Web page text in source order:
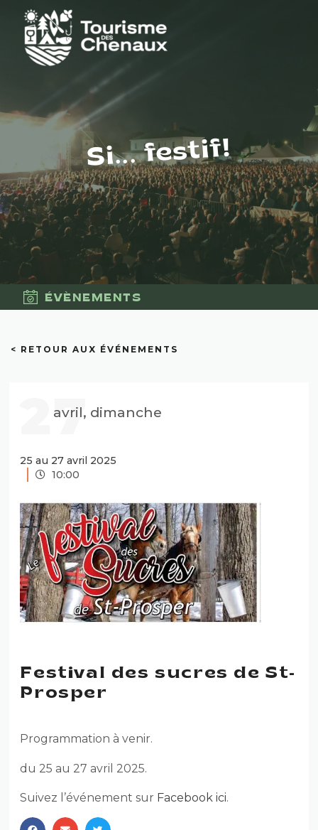
Si... festif!
ÉVÈNEMENTS
< RETOUR AUX ÉVÉNEMENTS
27
avril, dimanche
25 au 27 avril 2025
10:00
Festival des sucres de St-
Prosper
Programmation à venir.
du 25 au 27 avril 2025.
Suivez l’événement sur Facebook ici.